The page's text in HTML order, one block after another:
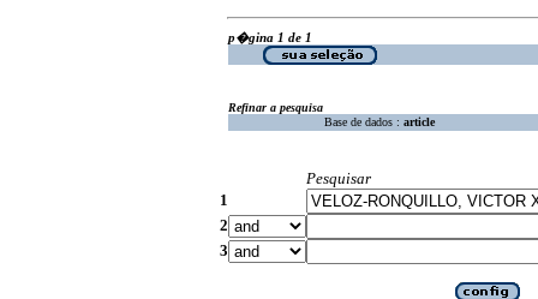
p�gina 1 de 1
Refinar a pesquisa
Base de dados : article
Pesquisar
1
2
3